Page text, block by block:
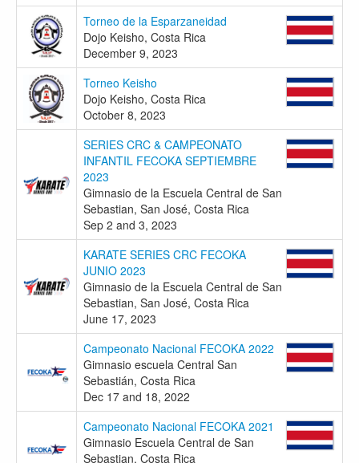
Torneo de la Esparzaneidad
Dojo Keisho, Costa Rica
December 9, 2023
Torneo Keisho
Dojo Keisho, Costa Rica
October 8, 2023
SERIES CRC & CAMPEONATO
INFANTIL FECOKA SEPTIEMBRE
2023
Gimnasio de la Escuela Central de San
Sebastian, San José, Costa Rica
Sep 2 and 3, 2023
KARATE SERIES CRC FECOKA
JUNIO 2023
Gimnasio de la Escuela Central de San
Sebastian, San José, Costa Rica
June 17, 2023
Campeonato Nacional FECOKA 2022
Gimnasio escuela Central San
Sebastián, Costa Rica
Dec 17 and 18, 2022
Campeonato Nacional FECOKA 2021
Gimnasio Escuela Central de San
Sebastian, Costa Rica